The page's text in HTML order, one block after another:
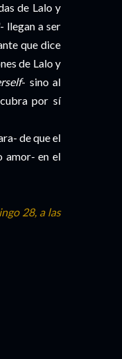
de Lalo y
llegan a ser
que dice
de Lalo y
- sino al
por sí
de que el
amor- en el
28, a las